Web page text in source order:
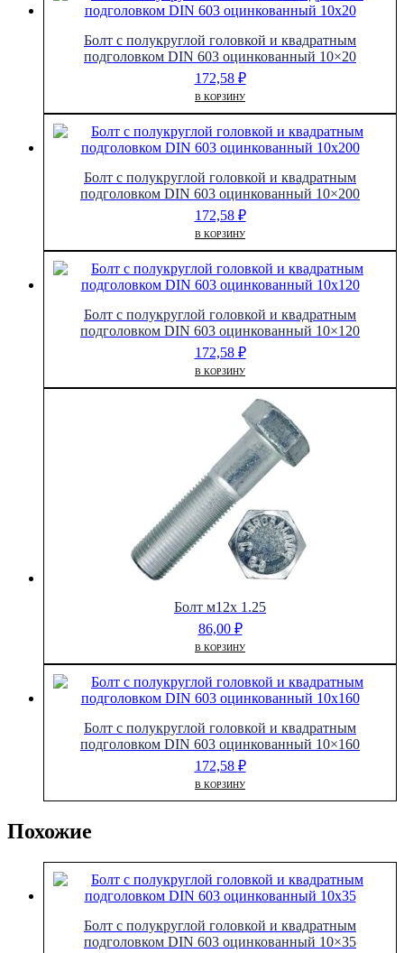
Болт с полукруглой головкой и квадратным
подголовком DIN 603 оцинкованный 10×20
172,58 ₽
В КОРЗИНУ
Болт с полукруглой головкой и квадратным
подголовком DIN 603 оцинкованный 10×200
172,58 ₽
В КОРЗИНУ
Болт с полукруглой головкой и квадратным
подголовком DIN 603 оцинкованный 10×120
172,58 ₽
В КОРЗИНУ
Болт м12х 1.25
86,00 ₽
В КОРЗИНУ
Болт с полукруглой головкой и квадратным
подголовком DIN 603 оцинкованный 10×160
172,58 ₽
В КОРЗИНУ
Похожие
Болт с полукруглой головкой и квадратным
подголовком DIN 603 оцинкованный 10×35